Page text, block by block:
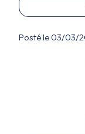
Posté le 03/03/